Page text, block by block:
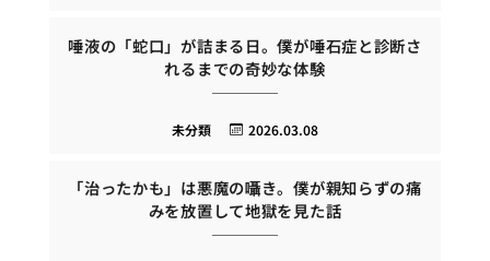
唾液の「蛇口」が詰まる日。僕が唾石症と診断さ
れるまでの奇妙な体験
2026.03.08
未分類
「治ったかも」は悪魔の囁き。僕が親知らずの痛
みを放置して地獄を見た話